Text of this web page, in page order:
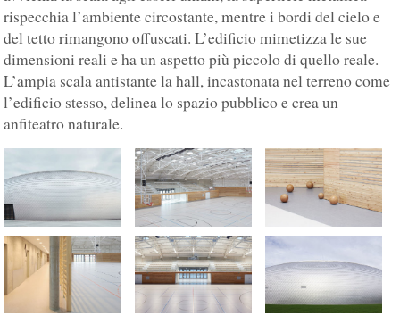
rispecchia l’ambiente circostante, mentre i bordi del cielo e
del tetto rimangono offuscati. L’edificio mimetizza le sue
dimensioni reali e ha un aspetto più piccolo di quello reale.
L’ampia scala antistante la hall, incastonata nel terreno come
l’edificio stesso, delinea lo spazio pubblico e crea un
anfiteatro naturale.